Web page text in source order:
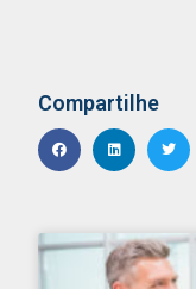
Compartilhe